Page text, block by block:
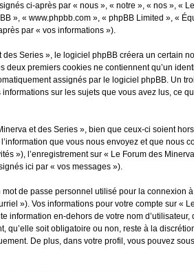
ci-après par « nous », « notre », « nos », «
», « www.phpbb.com », « phpBB Limited », «
par « vos informations »).
Series », le logiciel phpBB créera un certain
premiers cookies ne contiennent qu’un
assignés par le logiciel phpBB. Un
sur les sujets que vous avez lus, ce
et des Series », bien que ceux-ci soient
que vous nous envoyez et que nous
»), l’enregistrement sur « Le Forum des
ici par « vos messages »).
de passe personnel utilisé pour la connexion
»). Vos informations pour votre compte sur «
en-dehors de votre nom d’utilisateur,
soit obligatoire ou non, reste à la
De plus, dans votre profil, vous pouvez